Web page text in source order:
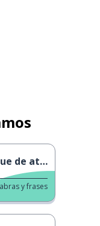
cubierto
y frases